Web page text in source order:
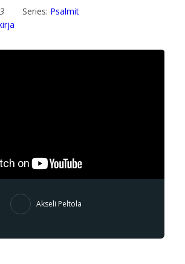
Series: Psalmit
Akseli Peltola